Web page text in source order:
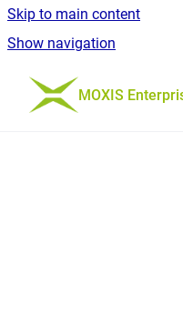
Skip to main content
Show navigation
Go to homepage
MOXIS